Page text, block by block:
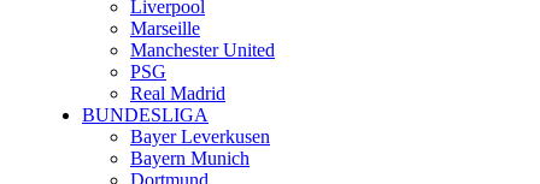
Liverpool
Marseille
Manchester United
PSG
Real Madrid
BUNDESLIGA
Bayer Leverkusen
Bayern Munich
Dortmund